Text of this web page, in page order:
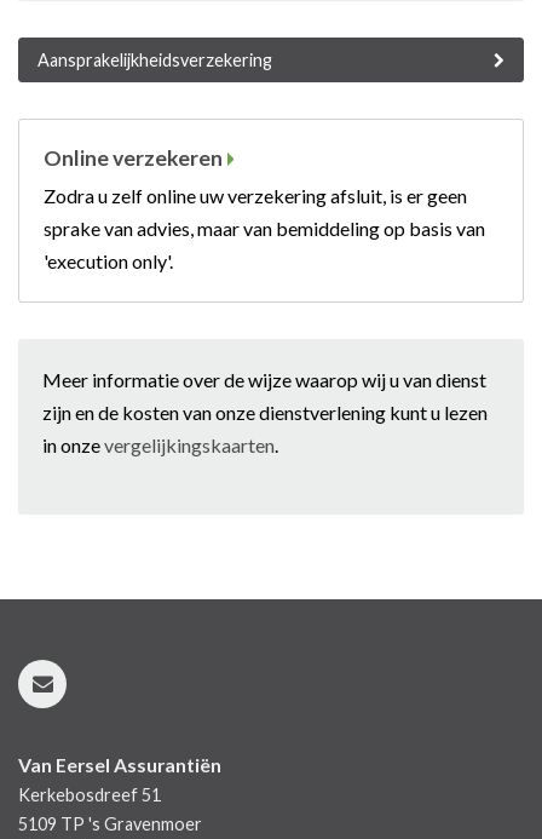
Aansprakelijkheidsverzekering
Online verzekeren
Zodra u zelf online uw verzekering afsluit, is er geen
sprake van advies, maar van bemiddeling op basis van
'execution only'.
Meer informatie over de wijze waarop wij u van dienst
zijn en de kosten van onze dienstverlening kunt u lezen
in onzevergelijkingskaarten
Van Eersel Assurantiën
Kerkebosdreef 51
5109 TP 's Gravenmoer